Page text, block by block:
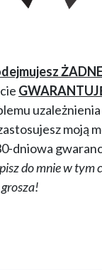
moją
dniowa
do mnie w tym